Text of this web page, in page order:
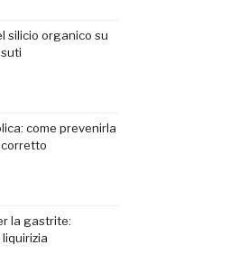
silicio organico su
come prevenirla
la gastrite:
liquirizia